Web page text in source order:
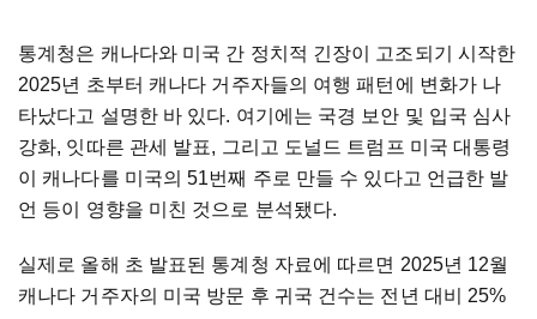
통계청은 캐나다와 미국 간 정치적 긴장이 고조되기 시작한
2025년 초부터 캐나다 거주자들의 여행 패턴에 변화가 나
타났다고 설명한 바 있다. 여기에는 국경 보안 및 입국 심사
강화, 잇따른 관세 발표, 그리고 도널드 트럼프 미국 대통령
이 캐나다를 미국의 51번째 주로 만들 수 있다고 언급한 발
언 등이 영향을 미친 것으로 분석됐다.
실제로 올해 초 발표된 통계청 자료에 따르면 2025년 12월
캐나다 거주자의 미국 방문 후 귀국 건수는 전년 대비 25%